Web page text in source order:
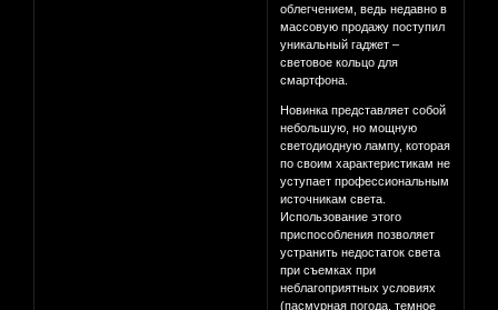
облегчением, ведь недавно в
массовую продажу поступил
уникальный гаджет –
световое кольцо для
смартфона.
Новинка представляет собой
небольшую, но мощную
светодиодную лампу, которая
по своим характеристикам не
уступает профессиональным
источникам света.
Использование этого
приспособления позволяет
устранить недостаток света
при съемках при
неблагоприятных условиях
(пасмурная погода, темное